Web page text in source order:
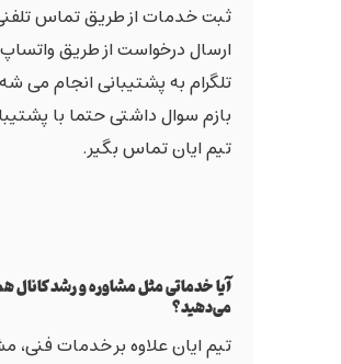
ثبت خدمات از طریق تماس
ارسال درخواست از طریق واتساپ
تلگرام به پشتیبانی انجام می
بازم سوال داشتی حتما با
تیم ایان تماس بگیر.
آیا خدماتی مثل مشاوره و رشد کانال
می‌دهید؟
تیم ایان علاوه بر خدمات فنی،